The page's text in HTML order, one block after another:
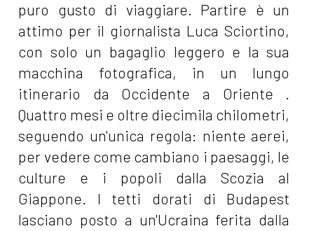
puro gusto di viaggiare. Partire è un
attimo per il giornalista Luca Sciortino,
con solo un bagaglio leggero e la sua
macchina fotografica, in un lungo
itinerario da Occidente a Oriente .
Quattro mesi e oltre diecimila chilometri,
seguendo un'unica regola: niente aerei,
per vedere come cambiano i paesaggi, le
culture e i popoli dalla Scozia al
Giappone. I tetti dorati di Budapest
lasciano posto a un'Ucraina ferita dalla